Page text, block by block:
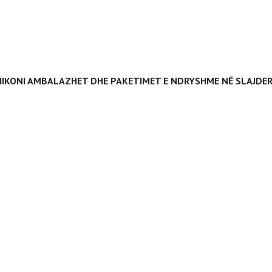
AMBALAZHET DHE PAKETIMET E NDRYSHME NË